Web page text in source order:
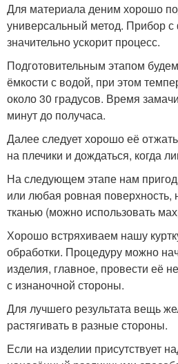
Для материала деним хорошо
универсальный метод. Прибор
значительно ускорит процесс.
Подготовительным этапом
ёмкости с водой, при этом
около 30 градусов. Время
минут до получаса.
Далее следует хорошо её
на плечики и дождаться, когда
На следующем этапе нам
или любая ровная поверхность,
тканью (можно использовать
Хорошо встряхиваем нашу
обработки. Процедуру можно
изделия, главное, провести её
с изнаночной стороны.
Для лучшего результата вещь
растягивать в разные стороны.
Если на изделии присутствует